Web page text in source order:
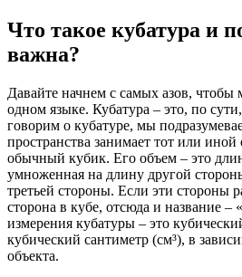
Что такое кубатура и
важна?
Давайте начнем с самых азов,
одном языке. Кубатура – это, по
говорим о кубатуре, мы
пространства занимает тот или иной
обычный кубик. Его объем – это
умноженная на длину другой
третьей стороны. Если эти стороны
сторона в кубе, отсюда и название –
измерения кубатуры – это
кубический сантиметр (см³), в
объекта.